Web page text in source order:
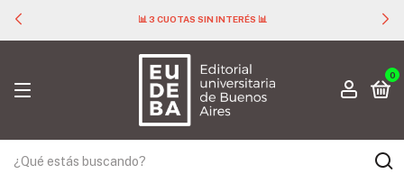
📊 3 CUOTAS SIN INTERÉS 📊
0